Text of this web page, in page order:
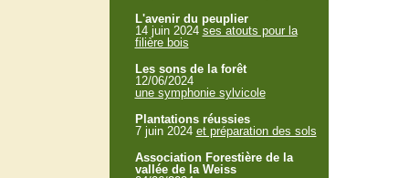
L'avenir du peuplier
14 juin 2024 ses atouts pour la
filière bois
Les sons de la forêt
12/06/2024
une symphonie sylvicole
Plantations réussies
7 juin 2024 et préparation des sols
Association Forestière de la
vallée de la Weiss